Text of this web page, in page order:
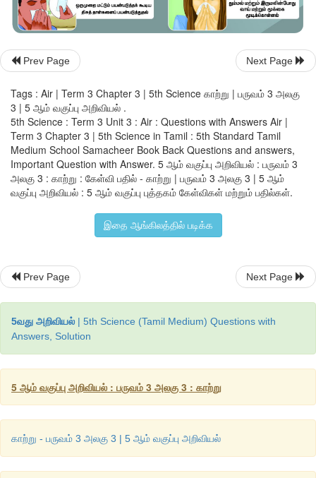
2. காற்று இல்லாவிட்டால் மேகம் மழை எதுவுமின்றி பூமி காய்ந்து
4.கதிரவன் வெளியிடும் புற ஊதாக்கதிர்கள் நேரடியாக
5. காற்று என்ற ஊடகம் இல்லாவிட்டால் ஒலி பரவாது. எனவே
குரலையும், இசையையும் கேட்க முடியாது.
2. காற்றுமாசுபாட்டைத் தவிர்க்க சில வழிமுறைகளைக் கூறுக.
காற்று மாசுபாட்டைக் கட்டுப்படுத்த நாம் சில நடவடிக்கைகள்
●பெருமளவு காற்று மாசுபடுத்திகள் மோட்டார்–
வெளியிடப்படுகின்றன. பொதுப் போக்குவரத்து வாகனங்களை
மூலம் காற்று மாசுபாட்டின் அளவைக் குறைக்கலாம். நாம்
மட்டுமல்லாமல் மற்றவர்களையும் உபயோகிக்க
●புதை படிவ எரிபொருள்களை எரிப்பதைக்
சுற்றுச்சூழலைப் பாதுகாக்கலாம். புதுப்பிக்க முடியாத
பொருள்களின் பயன்பாட்டைக் குறைத்துக் கொள்ளவேண்டும்.
Prev Page Next Page
Tags : Air | Term 3 Chapter 3 | 5th Science காற்று | பருவம் 3 அலகு
3 | 5 ஆம் வகுப்பு அறிவியல் .
5th Science : Term 3 Unit 3 : Air : Questions with Answers Air |
Term 3 Chapter 3 | 5th Science in Tamil : 5th Standard Tamil
Medium School Samacheer Book Back Questions and answers,
Important Question with Answer. 5 ஆம் வகுப்பு அறிவியல் : பருவம் 3
அலகு 3 : காற்று : கேள்வி பதில் - காற்று | பருவம் 3 அலகு 3 | 5 ஆம்
வகுப்பு அறிவியல் : 5 ஆம் வகுப்பு புத்தகம் கேள்விகள் மற்றும் பதில்கள்.
இதை ஆங்கிலத்தில் படிக்க
Prev Page Next Page
5வது அறிவியல் | 5th Science (Tamil Medium) Questions with
Answers, Solution
5 ஆம் வகுப்பு அறிவியல் : பருவம் 3 அலகு 3 : காற்று
காற்று - பருவம் 3 அலகு 3 | 5 ஆம் வகுப்பு அறிவியல்